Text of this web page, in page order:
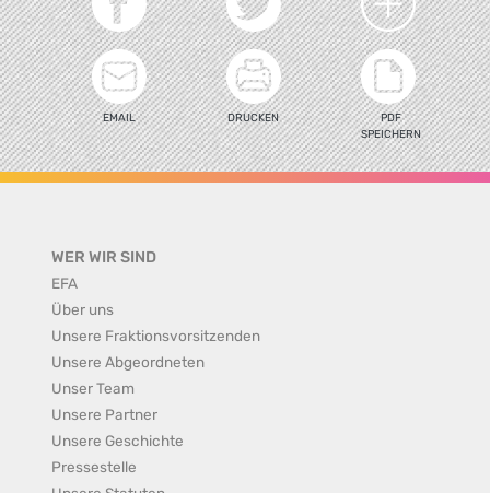
EMAIL DRUCKEN
PDF
SPEICHERN
WER WIR SIND
EFA
Über uns
Unsere Fraktionsvorsitzenden
Unsere Abgeordneten
Unser Team
Unsere Partner
Unsere Geschichte
Pressestelle